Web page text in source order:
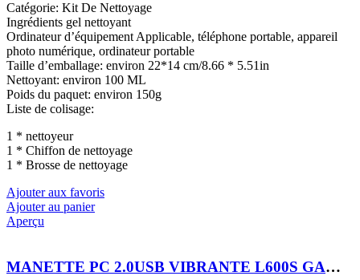
Catégorie: Kit De Nettoyage
Ingrédients gel nettoyant
Ordinateur d’équipement Applicable, téléphone portable, appareil
photo numérique, ordinateur portable
Taille d’emballage: environ 22*14 cm/8.66 * 5.51in
Nettoyant: environ 100 ML
Poids du paquet: environ 150g
Liste de colisage:
1 * nettoyeur
1 * Chiffon de nettoyage
1 * Brosse de nettoyage
Ajouter aux favoris
Ajouter au panier
Aperçu
MANETTE PC 2.0USB VIBRANTE L600S GAME PAD